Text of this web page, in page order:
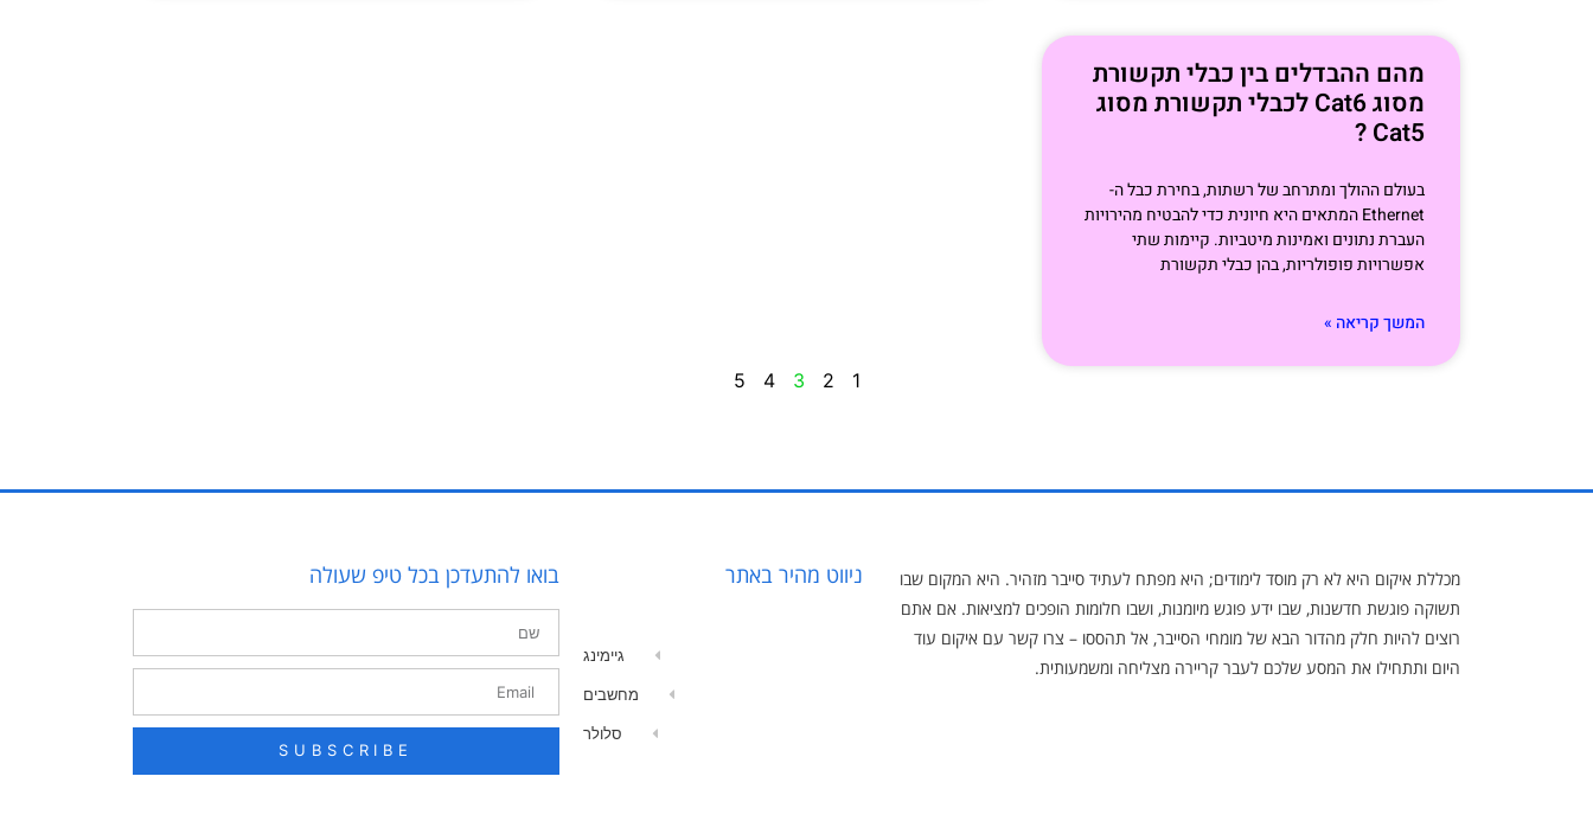
מהם ההבדלים בין כבלי תקשורת
מסוג Cat6 לכבלי תקשורת מסוג
Cat5 ?
בעולם ההולך ומתרחב של רשתות, בחירת כבל ה-
Ethernet המתאים היא חיונית כדי להבטיח מהירויות
העברת נתונים ואמינות מיטביות. קיימות שתי
אפשרויות פופולריות, בהן כבלי תקשורת
המשך קריאה »
1
2
3
4
5
מכללת איקום היא לא רק מוסד לימודים; היא מפתח לעתיד סייבר מזהיר. היא המקום שבו
תשוקה פוגשת חדשנות, שבו ידע פוגש מיומנות, ושבו חלומות הופכים למציאות. אם אתם
רוצים להיות חלק מהדור הבא של מומחי הסייבר, אל תהססו – צרו קשר עם איקום עוד
היום ותתחילו את המסע שלכם לעבר קריירה מצליחה ומשמעותית.
ניווט מהיר באתר
גיימינג
מחשבים
סלולר
בואו להתעדכן בכל טיפ שעולה
SUBSCRIBE